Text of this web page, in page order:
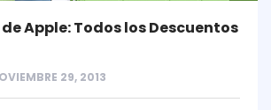
Apple: Todos los Descuentos
29, 2013